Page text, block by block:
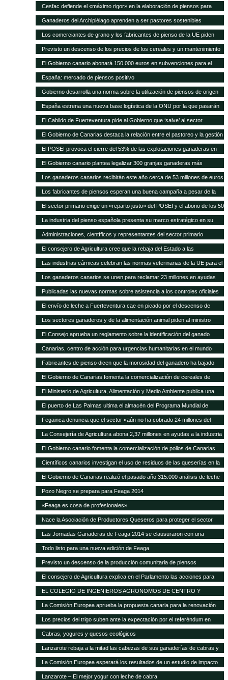
Cesfac defiende el «máximo rigor» en la elaboración de piensos para
animales
Ganaderos del Archipiélago aprenden a ser pastores sostenibles
Los comerciantes de grano y los fabricantes de pienso de la UE piden
celeridad en la aprobación de 8 cultivos MG
Previsto un descenso de los precios de los cereales y un mantenimiento
de los precios de la carne en los próximos 10 años según FAO/OCDE
El Gobierno canario abonará 150.000 euros en subvenciones para el
fomento de razas autóctonas
España: mercado de piensos positivo
Gobierno desarrolla una norma sobre la utilización de piensos de origen
animal
España estrena una nueva base logística de la ONU por la que pasarán
75.000 toneladas de ayuda para África al año
El Cabildo de Fuerteventura pide al Gobierno que ‘salve’ al sector
ganadero del hundimiento
El Gobierno de Canarias destaca la relación entre el pastoreo y la gestión
medioambiental
El POSEI provoca el cierre del 53% de las explotaciones ganaderas en
cuatro años
El Gobierno canario plantea legalizar 300 granjas ganaderas más
Los ganaderos canarios recibirán este año cerca de 53 millones de euros
en ayudas POSEI
Los fabricantes de piensos esperan una buena campaña a pesar de la
sequía en España
El sector primario exige un «reparto justo» del POSEI y el abono de los 50
millones adeudados
La industria del pienso española presenta su marco estratégico en su
asamblea general
Administraciones, científicos y representantes del sector primario
trabajan en el Plan Forrajero de Canarias
El consejero de Agricultura cree que la rebaja del Estado a las
subvenciones al transporte aleja a los agricultores canarios de España y
de Europa
Las industrias cárnicas celebran las normas veterinarias de la UE para el
porcino
Los ganaderos canarios se unen para reclamar 23 millones en ayudas
atrasadas
Publicadas las nuevas normas sobre asistencia a los controles oficiales
en mataderos de aves y conejos
El envío de leche a Fuerteventura cae en picado por el descenso de
cabras
Los sectores ganaderos y de la alimentación animal piden al ministro
Montoro que el IVA reducido no suba del 10 al 21%
El Consejo aprueba un reglamento sobre la identificación del ganado
vacuno
Canarias, centro de acción para urgencias humanitarias en el mundo
Fabricantes de pienso dicen que la morosidad del ganadero ha bajado
sensiblemente
El Gobierno de Canarias fomenta la comercialización de cereales de
variedades tradicionales de Canarias
El Ministerio de Agricultura, Alimentación y Medio Ambiente publica una
nueva convocatoria de subvenciones para proyectos de investigación
aplicada al sector ganadero por 6,3 millones de euros
El puerto de Las Palmas ultima el almacén del Programa Mundial de
Alimentos
Fegainca denuncia que el sector «aún no ha cobrado 24 millones del
POSEI 2013»
La Consejería de Agricultura abona 2,37 millones en ayudas a la industria
láctea y queserías artesanales
El Gobierno canario fomenta la comercialización de pollos de Canarias
Científicos canarios investigan el uso de residuos de las queserías en la
alimentación de ganado caprino
El Gobierno de Canarias realizó el pasado año 315.000 análisis de leche
y quesos de las Islas
Pozo Negro se prepara para Feaga 2014
«Feaga es cosa de profesionales»
Nace la Asociación de Productores Queseros para proteger el sector
Las Jornadas Ganaderas de Feaga 2014 se clausuraron con una
reivindicación al respeto del reglamento europeo sobre el POSEI
Todo listo para una nueva edición de Feaga
Previsto un descenso de la producción comunitaria de piensos
compuestos en 2014
El consejero de Agricultura explica en el Parlamento las acciones para
mejorar la situación de la ganadería canaria
EL COLEGIO DE INGENIEROS AGRONOMOS DE CENTRO Y
CANARIAS ofrece una sesión gratuita sobre Bioseguridad y gestión de
las explotaciones en ganadería
La Comisión Europea aprueba la propuesta canaria para la renovación
del AIEM
Los precios del trigo suben ante la expectación por el referéndum en
Crimea
Cabras, yogures y quesos ecológicos
Lanzarote rebaja a la mitad las cabezas de sus ganaderías de cabras y
ovejas Las exigencias de Europa para conceder las ayudas deja unas
12.000 cabezas caprinas y casi 4.000 ovinas
La Comisión Europea esperará los resultados de un estudio de impacto
para modificar el POSEI
Lanzarote – El mejor yogur con leche de cabra